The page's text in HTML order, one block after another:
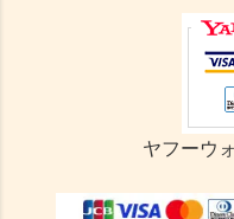
ヤフーウ